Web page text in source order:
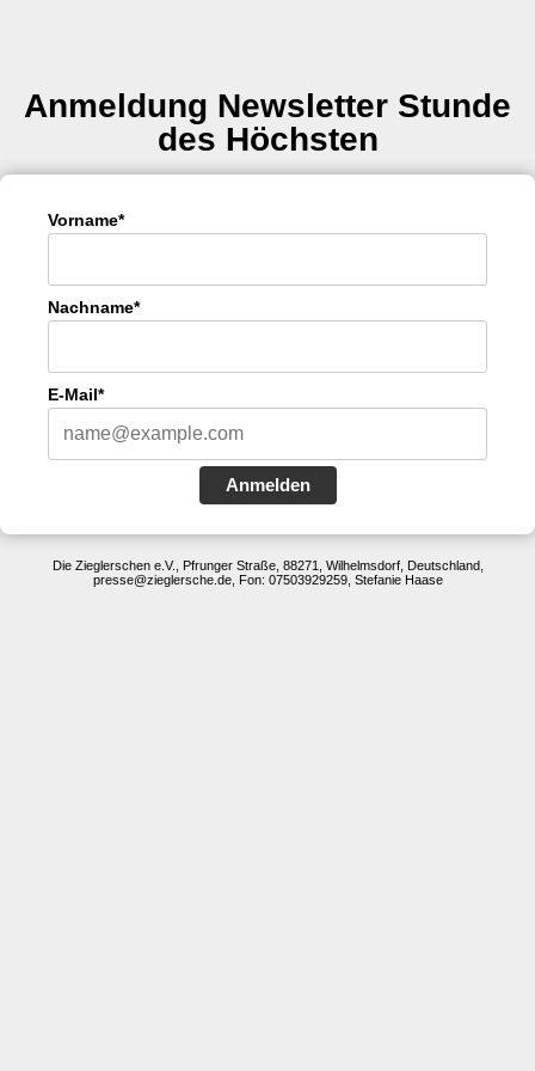
Anmeldung Newsletter Stunde
des Höchsten
Vorname*
Nachname*
E-Mail*
Anmelden
Die Zieglerschen e.V., Pfrunger Straße, 88271, Wilhelmsdorf, Deutschland,
presse@zieglersche.de, Fon: 07503929259, Stefanie Haase